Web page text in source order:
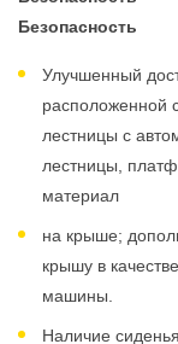
Безопасность
Улучшенный
расположенной
лестницы с
лестницы,
материал
на крыше;
крышу в
машины.
Наличие